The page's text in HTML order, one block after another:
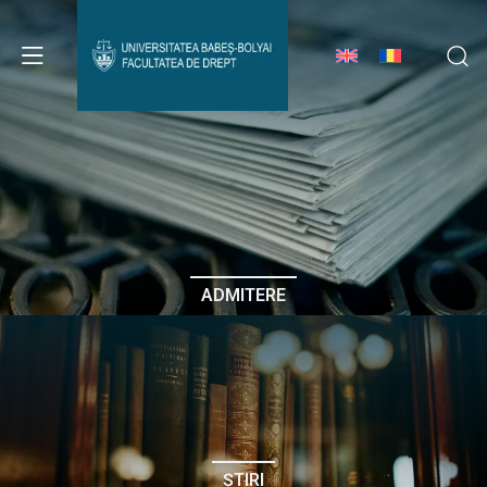
Avizier Studenți
Studii
Admitere
Erasmus & Internațional
Despre Facultate
ADMITERE
ȘTIRI